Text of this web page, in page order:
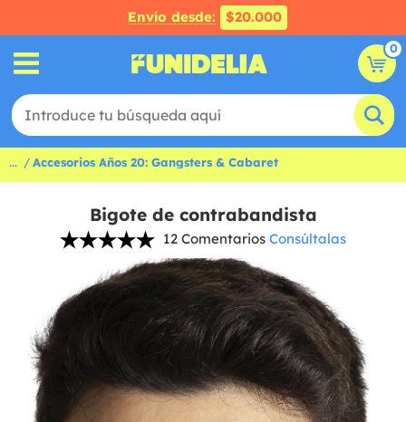
Envío desde: $20.000
0
... Accesorios Años 20: Gangsters & Cabaret
Bigote de contrabandista
12 Comentarios Consúltalas